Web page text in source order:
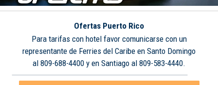
Ofertas Puerto Rico
Para tarifas con hotel favor comunicarse con un
representante de Ferries del Caribe en Santo Domingo
al 809-688-4400 y en Santiago al 809-583-4440.